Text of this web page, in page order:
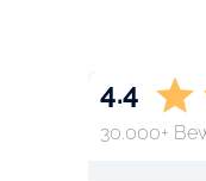
4.4
30.000+